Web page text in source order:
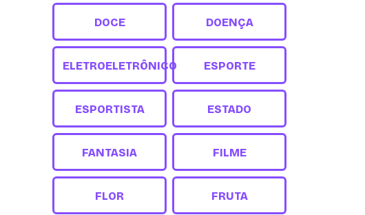
DOCE DOENÇA
ELETROELETRÔNICO ESPORTE
ESPORTISTA ESTADO
FANTASIA FILME
FLOR FRUTA